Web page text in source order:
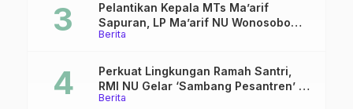
Berita
Pelantikan Kepala MTs Ma’arif
Sapuran, LP Ma’arif NU Wonosobo
Tekankan Lima Amanah
Berita
Perkuat Lingkungan Ramah Santri,
RMI NU Gelar ‘Sambang Pesantren’ di
Pati